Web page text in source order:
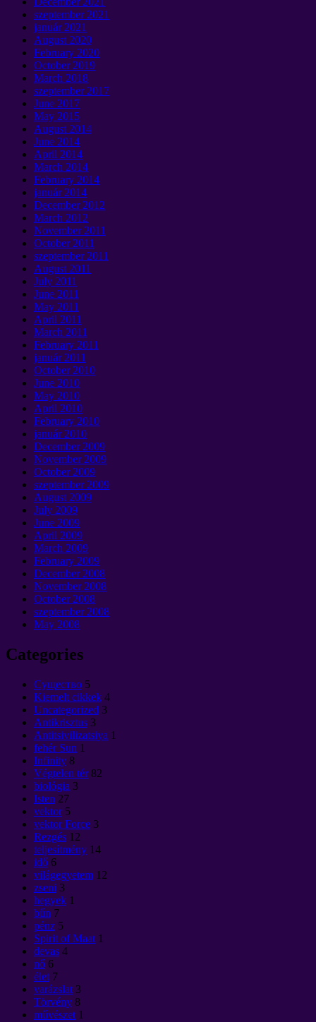
szeptember 2021
január 2021
August 2020
February 2020
October2019
March 2018
szeptember 2017
June 2017
May 2015
August 2014
June 2014
April 2014
March 2014
February 2014
január 2014
December2012
March 2012
November2011
October2011
szeptember 2011
August 2011
July 2011
June 2011
May 2011
April 2011
March 2011
February 2011
január 2011
October2010
June 2010
May 2010
April 2010
February 2010
január 2010
December2009
November2009
October2009
szeptember 2009
August 2009
July 2009
June 2009
April 2009
March 2009
February 2009
December2008
November2008
October2008
szeptember 2008
May 2008
Categories
Cущество 5
Kiemelt cikkek 4
Uncategorized 3
Antikrisztus 3
Antitsivilizatsiya 1
fehér Sun 1
Infinity 8
Végtelen tér 82
biológia 3
Isten 27
vektor 5
vektor Force 3
Rezgés 12
teljesítmény 14
idő 6
világegyetem 12
zseni 3
hegyek 1
bűn 7
pénz 5
Spirit of Maat 1
devas 4
nő 6
élet 7
varázslat 3
Törvény 8
művészet 1